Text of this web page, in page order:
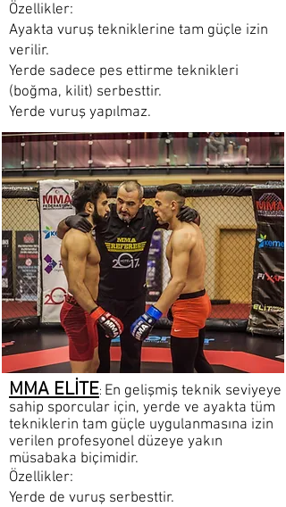
Özellikler:
Ayakta vuruş tekniklerine tam güçle izin
verilir.
Yerde sadece pes ettirme teknikleri
(boğma, kilit) serbesttir.
Yerde vuruş yapılmaz.
MMA ELİTE: En gelişmiş teknik seviyeye
sahip sporcular için, yerde ve ayakta tüm
tekniklerin tam güçle uygulanmasına izin
verilen profesyonel düzeye yakın
müsabaka biçimidir.
Özellikler:
Yerde de vuruş serbesttir.